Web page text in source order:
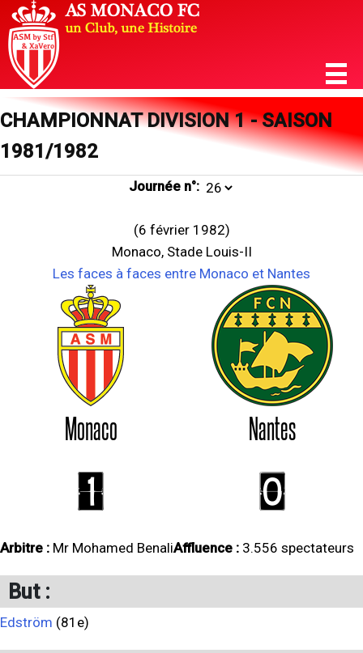
CHAMPIONNAT DIVISION 1 - SAISON
1981/1982
Journée n°:
(6 février 1982)
Monaco, Stade Louis-II
Les faces à faces entre Monaco et Nantes
Monaco Nantes
1 0
Arbitre : Mr Mohamed BenaliAffluence : 3.556 spectateurs
But :
Edström (81e)